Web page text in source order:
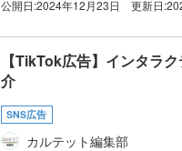
公開日:2024年12月23日 更新日:
【TikTok広告】インタラ
介
SNS広告
カルテット編集部